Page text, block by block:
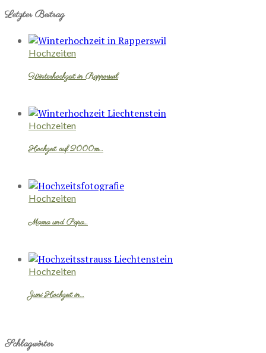
Letzter Beitrag
Hochzeiten
Winterhochzeit in Rapperswil
Hochzeiten
Hochzeit auf 2000m…
Hochzeiten
Mama und Papa…
Hochzeiten
Juni Hochzeit in…
Schlagwörter